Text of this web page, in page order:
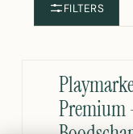
FILTERS
Premium